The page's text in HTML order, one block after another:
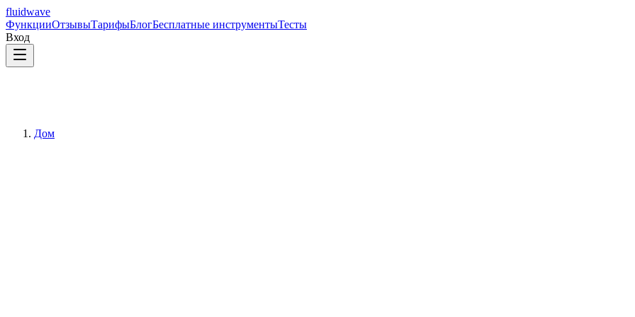
fluidwave
ФункцииОтзывыТарифыБлогБесплатные инструментыТесты
Вход
Дом